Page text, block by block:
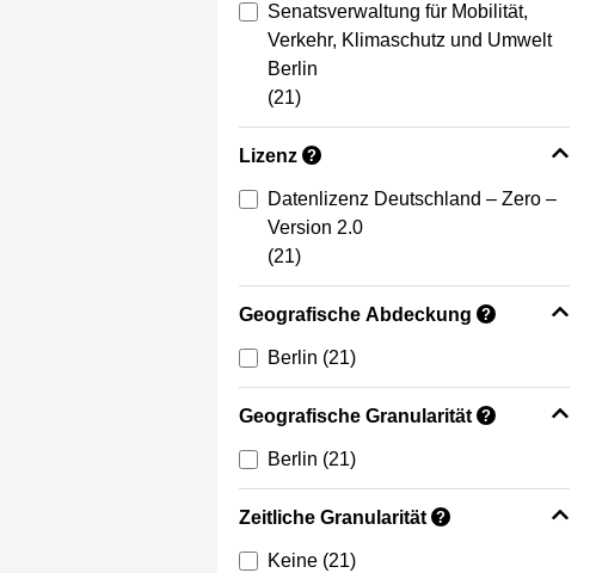
Senatsverwaltung für Mobilität,
Verkehr, Klimaschutz und Umwelt
Berlin
(21)
Lizenz ?
Datenlizenz Deutschland – Zero –
Version 2.0
(21)
Geografische Abdeckung ?
Berlin (21)
Geografische Granularität ?
Berlin (21)
Zeitliche Granularität ?
Keine (21)